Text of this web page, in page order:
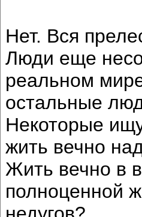
Нет. Вся
Люди еще
реальном
остальные
Некоторые
жить вечно
Жить вечно в
полноценной